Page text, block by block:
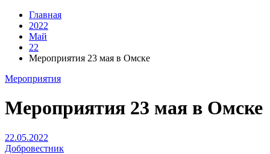
Главная
2022
Май
22
Мероприятия 23 мая в Омске
Мероприятия
Мероприятия 23 мая в Омске
22.05.2022
Добровестник